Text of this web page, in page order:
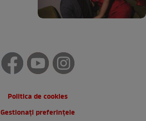
Politica de cookies
Gestionați preferințele